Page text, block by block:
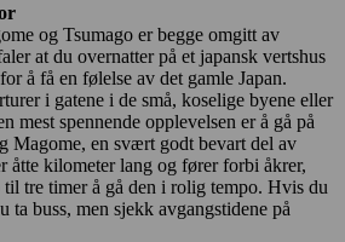
og Tsumago er begge omgitt av
at du overnatter på et japansk vertshus
å få en følelse av det gamle Japan.
i gatene i de små, koselige byene eller
mest spennende opplevelsen er å gå på
Magome, en svært godt bevart del av
åtte kilometer lang og fører forbi åkrer,
tre timer å gå den i rolig tempo. Hvis du
buss, men sjekk avgangstidene på